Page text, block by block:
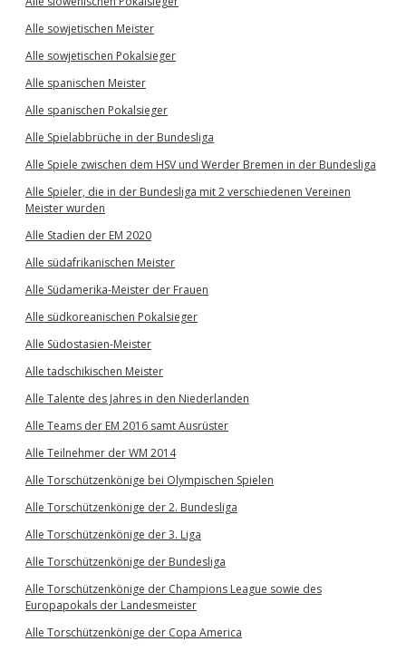
Alle sowjetischen Meister
Alle sowjetischen Pokalsieger
Alle spanischen Meister
Alle spanischen Pokalsieger
Alle Spielabbrüche in der Bundesliga
Alle Spiele zwischen dem HSV und Werder Bremen in der Bundesliga
Alle Spieler, die in der Bundesliga mit 2 verschiedenen Vereinen
Meister wurden
Alle Stadien der EM 2020
Alle südafrikanischen Meister
Alle Südamerika-Meister der Frauen
Alle südkoreanischen Pokalsieger
Alle Südostasien-Meister
Alle tadschikischen Meister
Alle Talente des Jahres in den Niederlanden
Alle Teams der EM 2016 samt Ausrüster
Alle Teilnehmer der WM 2014
Alle Torschützenkönige bei Olympischen Spielen
Alle Torschützenkönige der 2. Bundesliga
Alle Torschützenkönige der 3. Liga
Alle Torschützenkönige der Bundesliga
Alle Torschützenkönige der Champions League sowie des
Europapokals der Landesmeister
Alle Torschützenkönige der Copa America